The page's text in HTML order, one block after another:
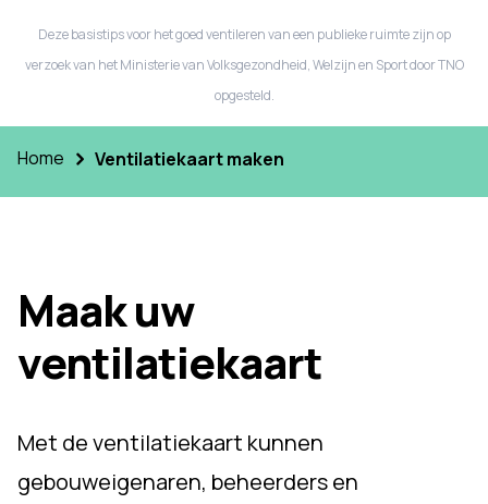
Deze basistips voor het goed ventileren van een publieke ruimte zijn op
verzoek van het Ministerie van Volksgezondheid, Welzijn en Sport door TNO
opgesteld.
Home Ventilatiekaart maken
Maak uw
ventilatiekaart
Met de ventilatiekaart kunnen
gebouweigenaren, beheerders en